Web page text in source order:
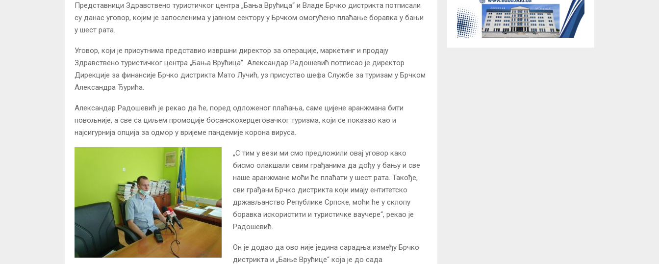
Представници Здравствено туристичког центра „Бања Врућица“ и Владе Брчко дистрикта потписали
су данас уговор, којим је запосленима у јавном сектору у Брчком омогућено плаћање боравка у бањи
у шест рата.
Уговор, који је присутнима представио извршни директор за операције, маркетинг и продају
Здравствено туристичког центра „Бања Врућица“ Александар Радошевић потписао је директор
Дирекције за финансије Брчко дистрикта Мато Лучић, уз присуство шефа Службе за туризам у Брчком
Александра Ђурића.
Александар Радошевић је рекао да ће, поред одложеног плаћања, саме цијене аранжмана бити
повољније, а све са циљем промоције босанскохерцеговачког туризма, који се показао као и
најсигурнија опција за одмор у вријеме пандемије корона вируса.
„С тим у вези ми смо предложили овај уговор како
бисмо олакшали свим грађанима да дођу у бању и све
наше аранжмане моћи ће плаћати у шест рата. Такође,
сви грађани Брчко дистрикта који имају ентитетско
држављанство Републике Српске, моћи ће у склопу
боравка искористити и туристичке ваучере“, рекао је
Радошевић.
Он је додао да ово није једина сарадња између Брчко
дистрикта и „Бање Врућице“ која је до сада